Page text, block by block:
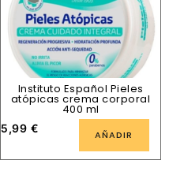
Instituto Español Pieles
atópicas crema corporal
400 ml
5,99 € AÑADIR